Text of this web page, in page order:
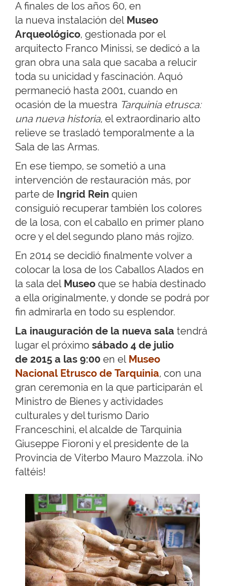
A finales de los años 60, en
la nueva instalación del Museo
Arqueológico, gestionada por el
arquitecto Franco Minissi, se dedicó a la
gran obra una sala que sacaba a relucir
toda su unicidad y fascinación. Aquó
permaneció hasta 2001, cuando en
ocasión de la muestra Tarquinia etrusca:
una nueva historia, el extraordinario alto
relieve se trasladó temporalmente a la
Sala de las Armas.
En ese tiempo, se sometió a una
intervención de restauración más, por
parte de Ingrid Rein quien
consiguió recuperar también los colores
de la losa, con el caballo en primer plano
ocre y el del segundo plano más rojizo.
En 2014 se decidió finalmente volver a
colocar la losa de los Caballos Alados en
la sala del Museo que se había destinado
a ella originalmente, y donde se podrá por
fin admirarla en todo su esplendor.
La inauguración de la nueva sala tendrá
lugar el próximo sábado 4 de julio
de 2015 a las 9:00 en el Museo
Nacional Etrusco de Tarquinia, con una
gran ceremonia en la que participarán el
Ministro de Bienes y actividades
culturales y del turismo Dario
Franceschini, el alcalde de Tarquinia
Giuseppe Fioroni y el presidente de la
Provincia de Viterbo Mauro Mazzola. ¡No
faltéis!